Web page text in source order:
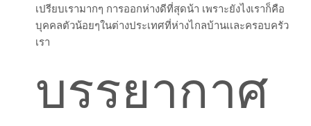
เปรียบเรามากๆ การออกห่างดีที่สุดน้า เพราะยังไงเราก็คือ
บุคคลตัวน้อยๆในต่างประเทศที่ห่างไกลบ้านเเละครอบครัว
เรา
บรรยากาศ